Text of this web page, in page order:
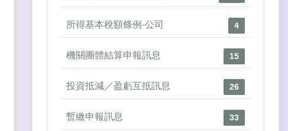
所得基本稅額條例-公司 4
機關團體結算申報訊息 15
投資抵減／盈虧互抵訊息 26
暫繳申報訊息 33